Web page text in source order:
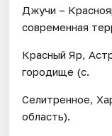
Джучи –
современная
Красный Яр,
городище (с.
Селитренное,
область).